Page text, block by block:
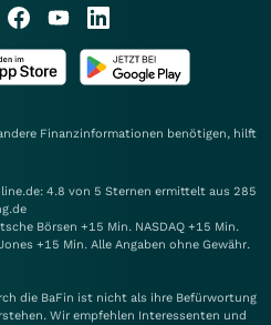
Finanzinformationen benötigen, hilft
4.8 von 5 Sternen ermittelt aus 285
Börsen +15 Min. NASDAQ +15 Min.
+15 Min. Alle Angaben ohne Gewähr.
die BaFin ist nicht als ihre Befürwortung
Wir empfehlen Interessenten und